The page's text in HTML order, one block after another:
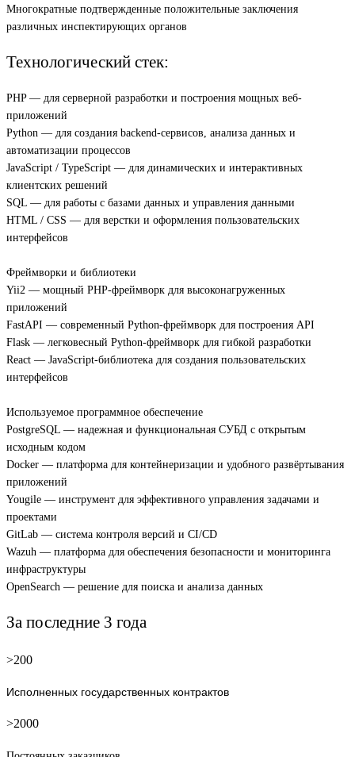
Многократные подтвержденные положительные заключения
различных инспектирующих органов
Технологический стек:
PHP — для серверной разработки и построения мощных веб-
приложений
Python — для создания backend-сервисов, анализа данных и
автоматизации процессов
JavaScript / TypeScript — для динамических и интерактивных
клиентских решений
SQL — для работы с базами данных и управления данными
HTML / CSS — для верстки и оформления пользовательских
интерфейсов
Фреймворки и библиотеки
Yii2 — мощный PHP-фреймворк для высоконагруженных
приложений
FastAPI — современный Python-фреймворк для построения API
Flask — легковесный Python-фреймворк для гибкой разработки
React — JavaScript-библиотека для создания пользовательских
интерфейсов
Используемое программное обеспечение
PostgreSQL — надежная и функциональная СУБД с открытым
исходным кодом
Docker — платформа для контейнеризации и удобного развёртывания
приложений
Yougile — инструмент для эффективного управления задачами и
проектами
GitLab — система контроля версий и CI/CD
Wazuh — платформа для обеспечения безопасности и мониторинга
инфраструктуры
OpenSearch — решение для поиска и анализа данных
За последние 3 года
>200
Исполненных государственных контрактов
>2000